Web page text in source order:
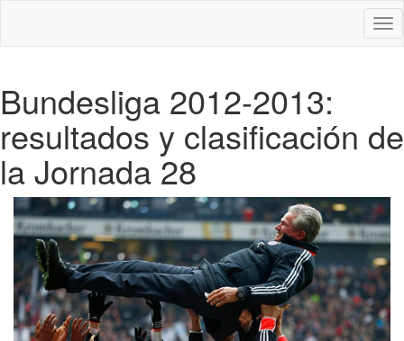
Bundesliga 2012-2013:
resultados y clasificación de
la Jornada 28